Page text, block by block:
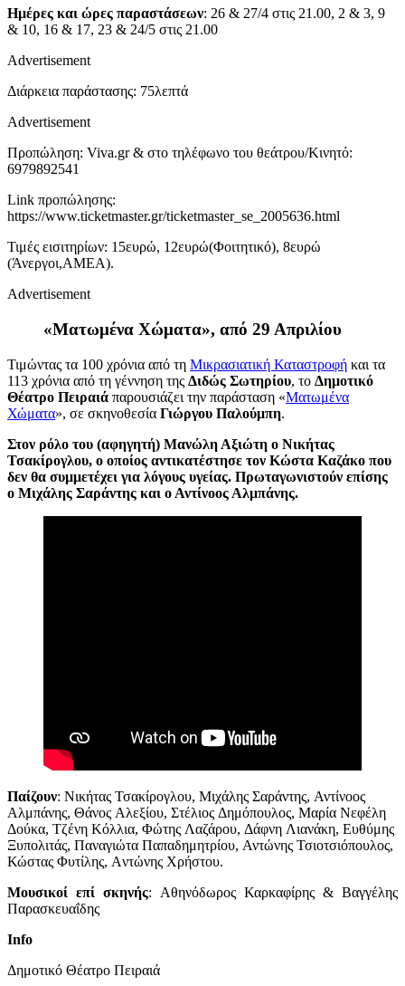
Ημέρες και ώρες παραστάσεων: 26 & 27/4 στις 21.00, 2 & 3, 9
& 10, 16 & 17, 23 & 24/5 στις 21.00
Advertisement
Διάρκεια παράστασης: 75λεπτά
Advertisement
Προπώληση: Viva.gr & στο τηλέφωνο του θεάτρου/Κινητό:
6979892541
Link προπώλησης:
https://www.ticketmaster.gr/ticketmaster_se_2005636.html
Τιμές εισιτηρίων: 15ευρώ, 12ευρώ(Φοιτητικό), 8ευρώ
(Άνεργοι,ΑΜΕΑ).
Advertisement
«Ματωμένα Χώματα», από 29 Απριλίου
Τιμώντας τα 100 χρόνια από τη Μικρασιατική Καταστροφή και τα
113 χρόνια από τη γέννηση της Διδώς Σωτηρίου, το Δημοτικό
Θέατρο Πειραιά παρουσιάζει την παράσταση «Ματωμένα
Χώματα», σε σκηνοθεσία Γιώργου Παλούμπη.
Στον ρόλο του (αφηγητή) Μανώλη Αξιώτη ο Νικήτας
Τσακίρογλου, ο οποίος αντικατέστησε τον Κώστα Καζάκο που
δεν θα συμμετέχει για λόγους υγείας. Πρωταγωνιστούν επίσης
ο Μιχάλης Σαράντης και ο Αντίνοος Αλμπάνης.
Παίζουν: Νικήτας Τσακίρογλου, Μιχάλης Σαράντης, Αντίνοος
Αλμπάνης, Θάνος Αλεξίου, Στέλιος Δημόπουλος, Μαρία Νεφέλη
Δούκα, Τζένη Κόλλια, Φώτης Λαζάρου, Δάφνη Λιανάκη, Ευθύμης
Ξυπολιτάς, Παναγιώτα Παπαδημητρίου, Αντώνης Τσιοτσιόπουλος,
Κώστας Φυτίλης, Aντώνης Χρήστου.
Μουσικοί επί σκηνής: Αθηνόδωρος Καρκαφίρης & Βαγγέλης
Παρασκευαΐδης
Info
Δημοτικό Θέατρο Πειραιά